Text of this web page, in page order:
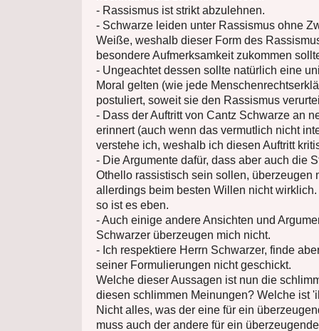
- Rassismus ist strikt abzulehnen.
- Schwarze leiden unter Rassismus ohne
Weiße, weshalb dieser Form des
besondere Aufmerksamkeit zukommen
- Ungeachtet dessen sollte natürlich eine
Moral gelten (wie jede
postuliert, soweit sie den Rassismus
- Dass der Auftritt von Cantz Schwarze an
erinnert (auch wenn das vermutlich nicht
verstehe ich, weshalb ich diesen Auftritt
- Die Argumente dafür, dass aber auch die
Othello rassistisch sein sollen, überzeugen
allerdings beim besten Willen nicht
so ist es eben.
- Auch einige andere Ansichten und
Schwarzer überzeugen mich nicht.
- Ich respektiere Herrn Schwarzer, finde
seiner Formulierungen nicht geschickt.
Welche dieser Aussagen ist nun die
diesen schlimmen Meinungen? Welche ist
Nicht alles, was der eine für ein
muss auch der andere für ein